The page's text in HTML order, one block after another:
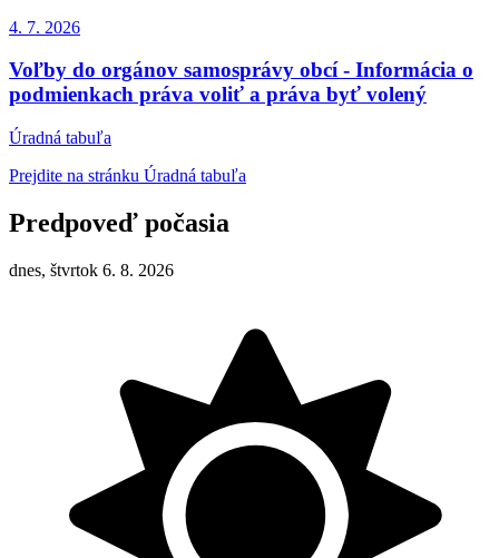
4. 7. 2026
Voľby do orgánov samosprávy obcí - Informácia o
podmienkach práva voliť a práva byť volený
Úradná tabuľa
Prejdite na stránku Úradná tabuľa
Predpoveď počasia
dnes, štvrtok 6. 8. 2026